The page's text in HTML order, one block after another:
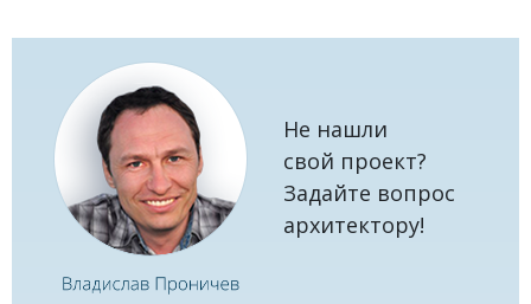
Не нашли
свой проект?
Задайте вопрос
архитектору!